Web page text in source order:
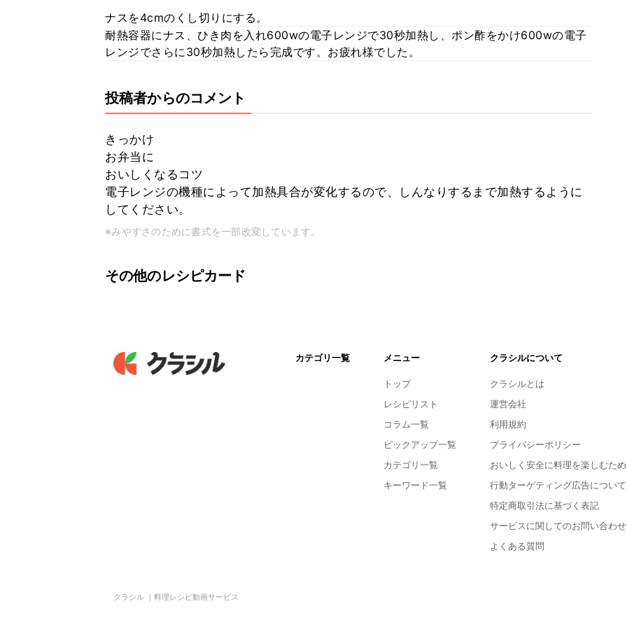
ナスを4cmのくし切りにする。
耐熱容器にナス、ひき肉を入れ600wの電子レンジで30秒加熱し、ポン酢をかけ600wの電子
レンジでさらに30秒加熱したら完成です。お疲れ様でした。
投稿者からのコメント
きっかけ
お弁当に
おいしくなるコツ
電子レンジの機種によって加熱具合が変化するので、しんなりするまで加熱するように
してください。
※みやすさのために書式を一部改変しています。
その他のレシピカード
カテゴリ一覧 メニュー
トップ
レシピリスト
コラム一覧
ピックアップ一覧
カテゴリ一覧
キーワード一覧
クラシルについて
クラシルとは
運営会社
利用規約
プライバシーポリシー
おいしく安全に料理を楽しむた
行動ターゲティング広告について
特定商取引法に基づく表記
サービスに関してのお問い合わせ
よくある質問
クラシル ｜料理レシピ動画サービス